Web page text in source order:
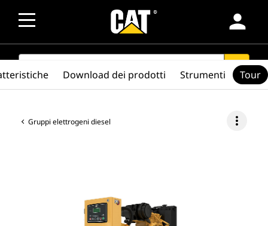
person
SEARCH search
Gruppi elettrogeni diesel more_vert
Download dei prodotti Strumenti Tour